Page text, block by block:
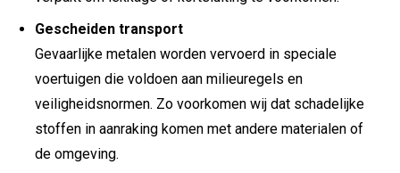
Gescheiden transport
Gevaarlijke metalen worden vervoerd in speciale
voertuigen die voldoen aan milieuregels en
veiligheidsnormen. Zo voorkomen wij dat schadelijke
stoffen in aanraking komen met andere materialen of
de omgeving.